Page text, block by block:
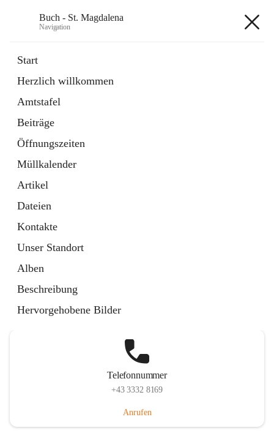
Buch - St. Magdalena
Navigation
Start
Herzlich willkommen
Amtstafel
Beiträge
Öffnungszeiten
Müllkalender
Artikel
Dateien
Kontakte
Unser Standort
Alben
Beschreibung
Hervorgehobene Bilder
11 Schnellzugriffe
Bürgerservice
10 Schnellzugriffe
Telefonnummer
+43 3332 8169
Anrufen